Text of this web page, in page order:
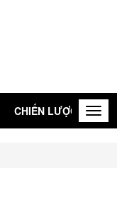
CHIẾN LƯỢC